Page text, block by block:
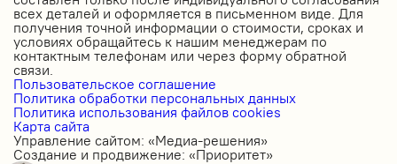
всех деталей и оформляется в письменном виде. Для
получения точной информации о стоимости, сроках и
условиях обращайтесь к нашим менеджерам по
контактным телефонам или через форму обратной
связи.
Пользовательское соглашение
Политика обработки персональных данных
Политика использования файлов cookies
Карта сайта
Управление сайтом: «Медиа-решения»
Создание и продвижение: «Приоритет»